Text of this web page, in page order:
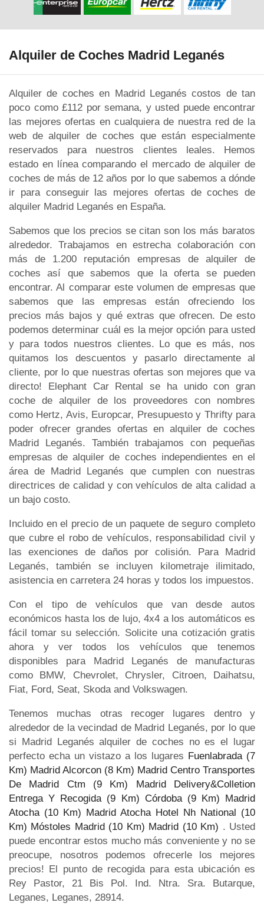
Alquiler de Coches Madrid Leganés
Alquiler de coches en Madrid Leganés costos de tan
poco como £112 por semana, y usted puede encontrar
las mejores ofertas en cualquiera de nuestra red de la
web de alquiler de coches que están especialmente
reservados para nuestros clientes leales. Hemos
estado en línea comparando el mercado de alquiler de
coches de más de 12 años por lo que sabemos a dónde
ir para conseguir las mejores ofertas de coches de
alquiler Madrid Leganés en España.
Sabemos que los precios se citan son los más baratos
alrededor. Trabajamos en estrecha colaboración con
más de 1.200 reputación empresas de alquiler de
coches así que sabemos que la oferta se pueden
encontrar. Al comparar este volumen de empresas que
sabemos que las empresas están ofreciendo los
precios más bajos y qué extras que ofrecen. De esto
podemos determinar cuál es la mejor opción para usted
y para todos nuestros clientes. Lo que es más, nos
quitamos los descuentos y pasarlo directamente al
cliente, por lo que nuestras ofertas son mejores que va
directo! Elephant Car Rental se ha unido con gran
coche de alquiler de los proveedores con nombres
como Hertz, Avis, Europcar, Presupuesto y Thrifty para
poder ofrecer grandes ofertas en alquiler de coches
Madrid Leganés. También trabajamos con pequeñas
empresas de alquiler de coches independientes en el
área de Madrid Leganés que cumplen con nuestras
directrices de calidad y con vehículos de alta calidad a
un bajo costo.
Incluido en el precio de un paquete de seguro completo
que cubre el robo de vehículos, responsabilidad civil y
las exenciones de daños por colisión. Para Madrid
Leganés, también se incluyen kilometraje ilimitado,
asistencia en carretera 24 horas y todos los impuestos.
Con el tipo de vehículos que van desde autos
económicos hasta los de lujo, 4x4 a los automáticos es
fácil tomar su selección. Solicite una cotización gratis
ahora y ver todos los vehículos que tenemos
disponibles para Madrid Leganés de manufacturas
como BMW, Chevrolet, Chrysler, Citroen, Daihatsu,
Fiat, Ford, Seat, Skoda and Volkswagen.
Tenemos muchas otras recoger lugares dentro y
alrededor de la vecindad de Madrid Leganés, por lo que
si Madrid Leganés alquiler de coches no es el lugar
perfecto echa un vistazo a los lugares Fuenlabrada (7
Km) Madrid Alcorcon (8 Km) Madrid Centro Transportes
De Madrid Ctm (9 Km)
Madrid Delivery&Colletion
Entrega Y Recogida (9 Km) Córdoba (9 Km) Madrid
Atocha (10 Km) Madrid Atocha Hotel Nh National (10
Km) Móstoles Madrid (10 Km) Madrid (10 Km) . Usted
puede encontrar estos mucho más conveniente y no se
preocupe, nosotros podemos ofrecerle los mejores
precios! El punto de recogida para esta ubicación es
Rey Pastor, 21 Bis Pol. Ind. Ntra. Sra. Butarque,
Leganes, Leganes, 28914.